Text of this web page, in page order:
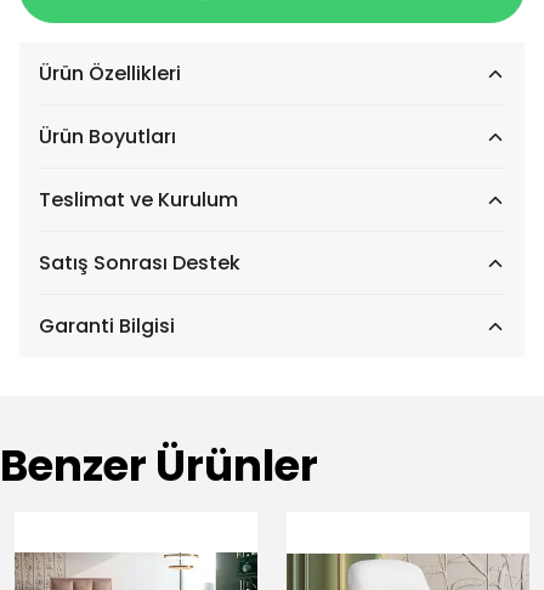
Ürün Özellikleri
Ürün Boyutları
Teslimat ve Kurulum
Satış Sonrası Destek
Garanti Bilgisi
Benzer Ürünler